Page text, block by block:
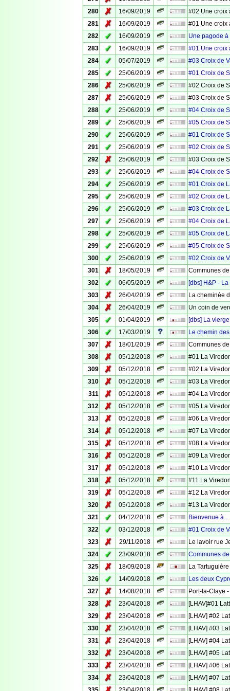
280
✗ 16/09/2019
#02 Une croix
281
✗ 16/09/2019
#01 Une croix
282
✓ 16/09/2019
Une pagode
283
✓ 16/09/2019
#01 Une croix
284
✓ 05/07/2019
#03 Croix de
285
✓ 25/06/2019
#01 Croix de
286
✗ 25/06/2019
#02 Croix de
287
✗ 25/06/2019
#03 Croix de
288
✓ 25/06/2019
#04 Croix de
289
✓ 25/06/2019
#05 Croix de
290
✓ 25/06/2019
#01 Croix de
291
✓ 25/06/2019
#02 Croix de
292
✗ 25/06/2019
#03 Croix de
293
✓ 25/06/2019
#04 Croix de
294
✓ 25/06/2019
#01 Croix de
295
✓ 25/06/2019
#02 Croix de
296
✓ 25/06/2019
#03 Croix de
297
✓ 25/06/2019
#04 Croix de
298
✓ 25/06/2019
#05 Croix de
299
✓ 25/06/2019
#05 Croix de
300
✓ 25/06/2019
#02 Croix de
301
✗ 18/05/2019
Communes
302
✓ 06/05/2019
[dbs] H&P -
303
✗ 26/04/2019
La cheminée
304
✗ 26/04/2019
Un coin de
305
✓ 01/04/2019
[dbs] La
306
✓ 17/03/2019
Le chemin
307
✗ 18/01/2019
Communes
308
✗ 05/12/2018
#01 La
309
✗ 05/12/2018
#02 La
310
✗ 05/12/2018
#03 La
311
✗ 05/12/2018
#04 La
312
✗ 05/12/2018
#05 La
313
✗ 05/12/2018
#06 La
314
✗ 05/12/2018
#07 La
315
✗ 05/12/2018
#08 La
316
✗ 05/12/2018
#09 La
317
✗ 05/12/2018
#10 La
318
✗ 05/12/2018
#11 La
319
✗ 05/12/2018
#12 La
320
✗ 05/12/2018
#13 La
321
✓ 04/12/2018
Bienvenue
322
✓ 03/12/2018
#01 Croix de
323
✗ 29/11/2018
Le lavoir rue
324
✓ 23/09/2018
Communes
325
✗ 18/09/2018
La Tartuguière
326
✓ 14/09/2018
Les deux
327
✗ 14/08/2018
Port-la-Claye
328
✗ 23/04/2018
[LHAV]#01
329
✗ 23/04/2018
[LHAV] #02
330
✗ 23/04/2018
[LHAV] #03
331
✗ 23/04/2018
[LHAV] #04
332
✗ 23/04/2018
[LHAV] #05
333
✗ 23/04/2018
[LHAV] #06
334
✗ 23/04/2018
[LHAV] #07